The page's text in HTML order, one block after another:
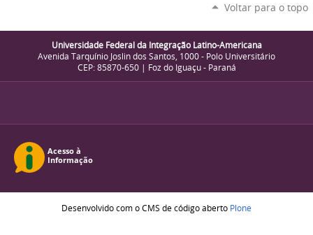
Voltar para o topo
Universidade Federal da Integração Latino-Americana
Avenida Tarquínio Joslin dos Santos, 1000 - Polo Universitário
CEP: 85870-650 | Foz do Iguaçu - Paraná
Desenvolvido com o CMS de código aberto Plone